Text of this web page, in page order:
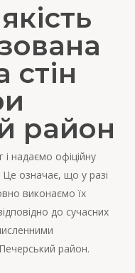
стін
район
надаємо офіційну
Це означає, що у разі
виконаємо їх
до сучасних
район.